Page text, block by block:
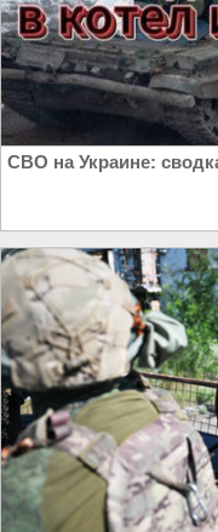
СВО на Украине: